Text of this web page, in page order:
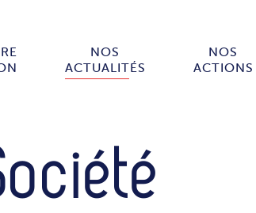
NOS
ACTUALITÉS
NOS
ACTIONS